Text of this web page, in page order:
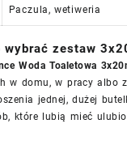
Paczula, wetiweria
wybrać zestaw
Woda Toaletowa
w domu, w pracy albo
jednej, dużej
które lubią mieć